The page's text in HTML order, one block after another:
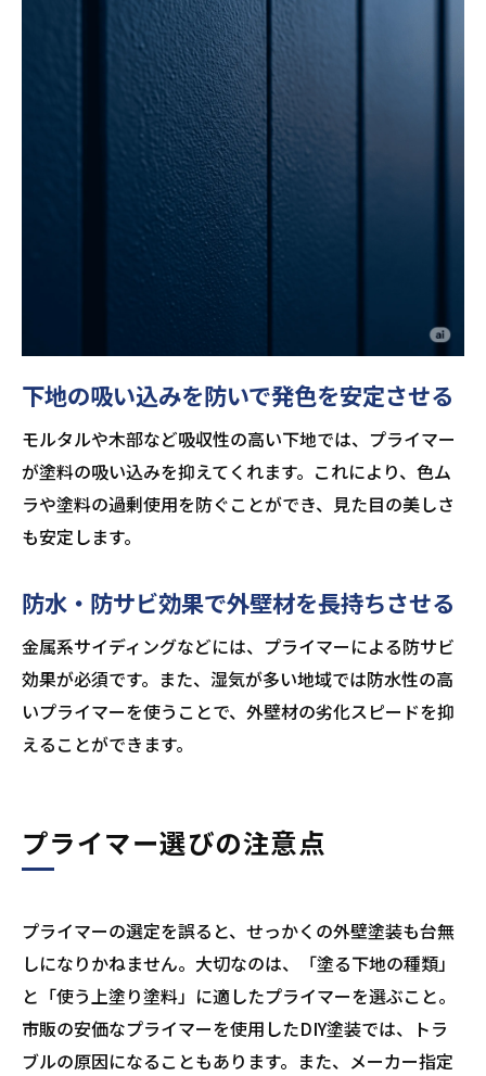
下地の吸い込みを防いで発色を安定させる
モルタルや木部など吸収性の高い下地では、プライマー
が塗料の吸い込みを抑えてくれます。これにより、色ム
ラや塗料の過剰使用を防ぐことができ、見た目の美しさ
も安定します。
防水・防サビ効果で外壁材を長持ちさせる
金属系サイディングなどには、プライマーによる防サビ
効果が必須です。また、湿気が多い地域では防水性の高
いプライマーを使うことで、外壁材の劣化スピードを抑
えることができます。
プライマー選びの注意点
プライマーの選定を誤ると、せっかくの外壁塗装も台無
しになりかねません。大切なのは、「塗る下地の種類」
と「使う上塗り塗料」に適したプライマーを選ぶこと。
市販の安価なプライマーを使用したDIY塗装では、トラ
ブルの原因になることもあります。また、メーカー指定